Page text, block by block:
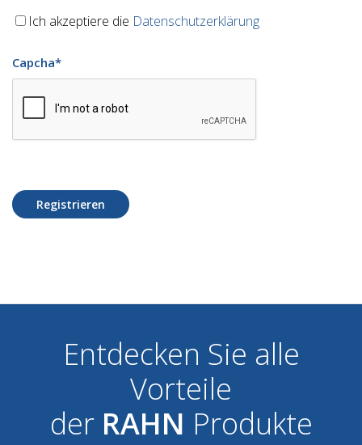
Ich akzeptiere die Datenschutzerklärung
Capcha*
Registrieren
Entdecken Sie alle
Vorteile
der RAHN Produkte